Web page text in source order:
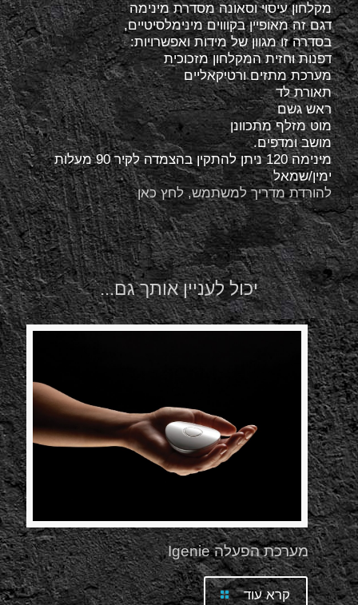
מקלחון עיסוי וסאונה מסדרת מינימה
דגם זה מאופיין בקוווים מינימלסיטיים,
בסדרה זו מגוון של מידות ואפשרויות:
דפנות וחזית המקלחון מזכוכית
מערכת מתזים ורטיקאליים
תאורת לד
ראש גשם
מוט מזלף מתכוונן
מושב ומדפים.
מינימה 120 ניתן להתקין בהצמדה לקיר 90 מעלות
ימין/שמאל
להורדת מדריך למשתמש, לחץ כאן
יכול לעניין אותך גם...
מערכת הפעלה Igenie
קרא עוד